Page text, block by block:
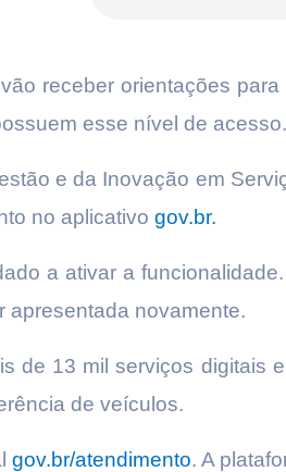
receber orientações
esse nível de acesso.
e da Inovação em
no aplicativo gov.br.
a ativar a
apresentada novamente.
de 13 mil serviços
de veículos.
gov.br/atendimento. A